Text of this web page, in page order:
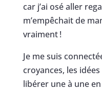
car j’ai osé aller
m’empêchait de
vraiment !
Je me suis
croyances, les
libérer une à une